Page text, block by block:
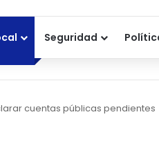
Seguridad
cuentas públicas pendientes